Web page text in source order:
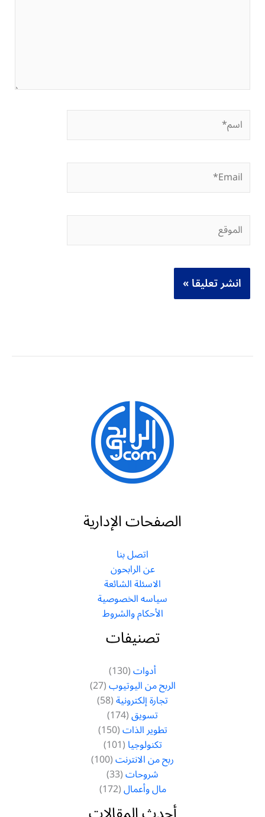
اسم*
Email*
الموقع
الصفحات الإدارية
اتصل بنا
عن الرابحون
الاسئلة الشائعة
سياسه الخصوصية
الأحكام والشروط
تصنيفات
أدوات(130)
الربح من اليوتيوب(27)
تجارة إلكترونية(58)
تسويق(174)
تطوير الذات(150)
تكنولوجيا(101)
ربح من الانترنت(100)
شروحات(33)
مال وأعمال(172)